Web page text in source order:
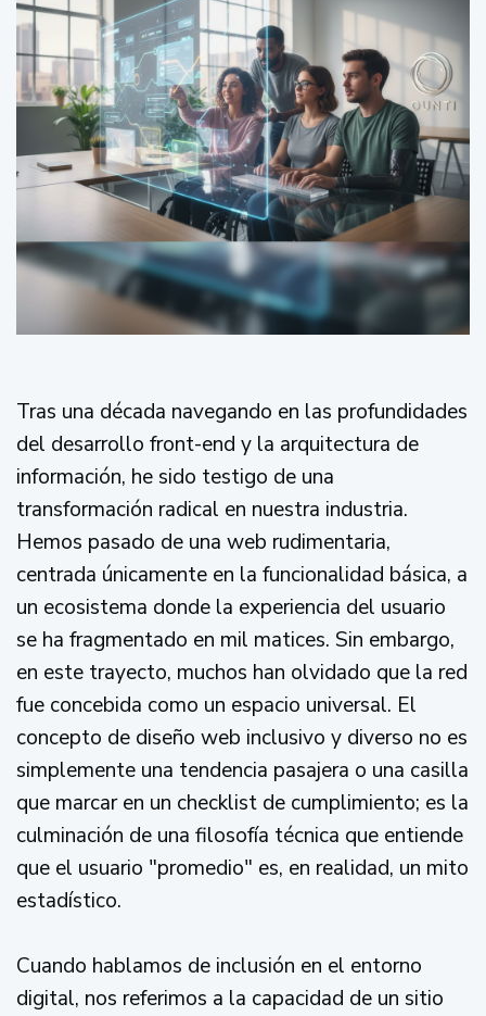
Tras una década navegando en las profundidades
del desarrollo front-end y la arquitectura de
información, he sido testigo de una
transformación radical en nuestra industria.
Hemos pasado de una web rudimentaria,
centrada únicamente en la funcionalidad básica, a
un ecosistema donde la experiencia del usuario
se ha fragmentado en mil matices. Sin embargo,
en este trayecto, muchos han olvidado que la red
fue concebida como un espacio universal. El
concepto de diseño web inclusivo y diverso no es
simplemente una tendencia pasajera o una casilla
que marcar en un checklist de cumplimiento; es la
culminación de una filosofía técnica que entiende
que el usuario "promedio" es, en realidad, un mito
estadístico.
Cuando hablamos de inclusión en el entorno
digital, nos referimos a la capacidad de un sitio